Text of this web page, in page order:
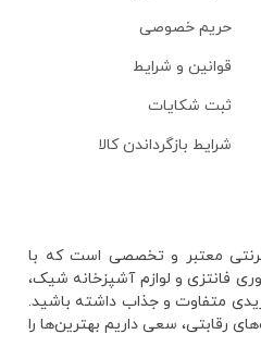
حریم خصوصی
قوانین و شرایط
ثبت شکایات
شرایط بازگرداندن کالا
معتبر و تخصصی است که با
فانتزی و لوازم آشپزخانه شیک،
متفاوت و جذاب داشته باشید.
رقابتی، سعی داریم بهترین‌ها را